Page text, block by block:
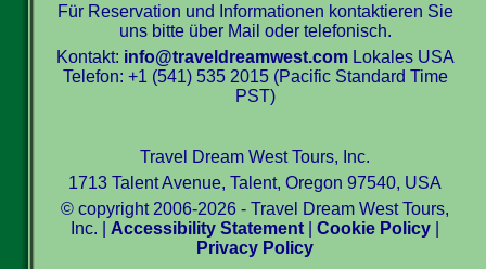
Für Reservation und Informationen kontaktieren Sie
uns bitte über Mail oder telefonisch.
Kontakt: info@traveldreamwest.comLokales USA
Telefon: +1 (541) 535 2015 (Pacific Standard Time
PST)
Travel Dream West Tours, Inc.
1713 Talent Avenue, Talent, Oregon 97540, USA
© copyright 2006-2026 - Travel Dream West Tours,
Inc. | Accessibility Statement |Cookie Policy
Privacy Policy